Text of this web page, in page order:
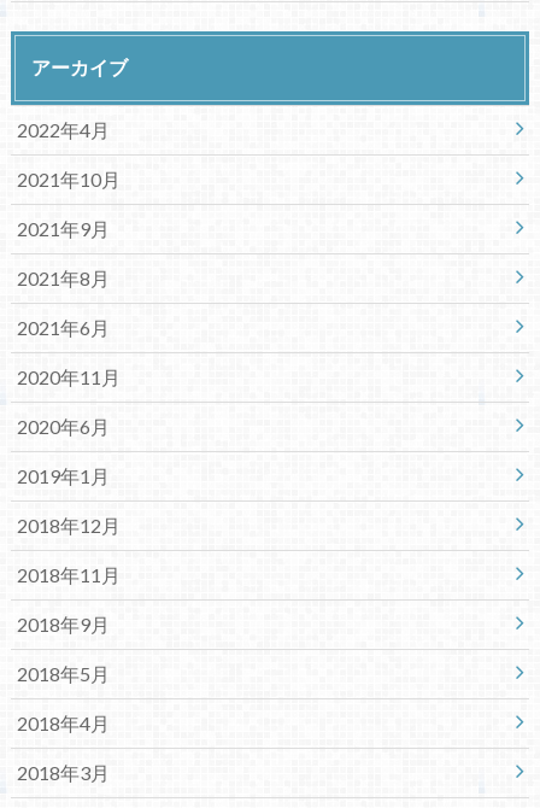
アーカイブ
2022年4月
2021年10月
2021年9月
2021年8月
2021年6月
2020年11月
2020年6月
2019年1月
2018年12月
2018年11月
2018年9月
2018年5月
2018年4月
2018年3月